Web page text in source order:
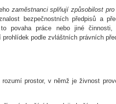
zaměstnanci splňují způsobilost
bezpečnostních předpisů a
to povaha práce nebo jiné
podle zvláštních právních
prostor, v němž je živnost